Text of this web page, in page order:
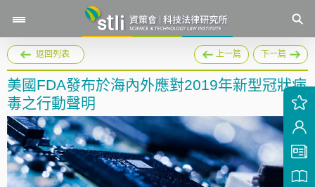
返回列表 上一篇 下一篇
美國FDA發布於海內外應對2019年新型冠狀病
毒之行動聲明